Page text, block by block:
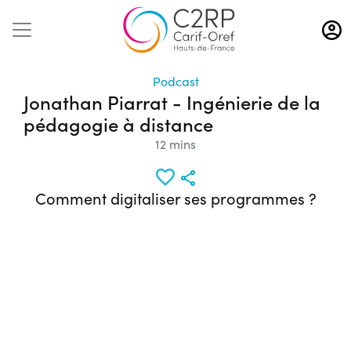
Aller
au
contenu
Podcast
Jonathan Piarrat - Ingénierie de la
pédagogie à distance
12 mins
Comment digitaliser ses programmes ?